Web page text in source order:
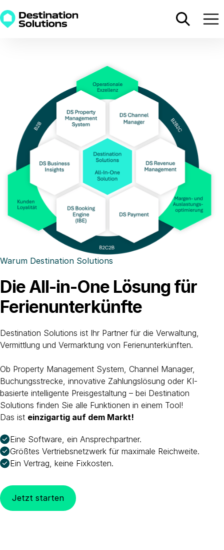
Warum Destination Solutions
Die All-in-One Lösung für
Ferienunterkünfte
Destination Solutions ist Ihr Partner für die Verwaltung,
Vermittlung und Vermarktung von Ferienunterkünften.
Ob Property Management System, Channel Manager,
Buchungsstrecke, innovative Zahlungslösung oder KI-
basierte intelligente Preisgestaltung – bei Destination
Solutions finden Sie alle Funktionen in einem Tool!
Das ist einzigartig auf dem Markt!
Eine Software, ein Ansprechpartner.
Größtes Vertriebsnetzwerk für maximale Reichweite.
Ein Vertrag, keine Fixkosten.
Jetzt starten